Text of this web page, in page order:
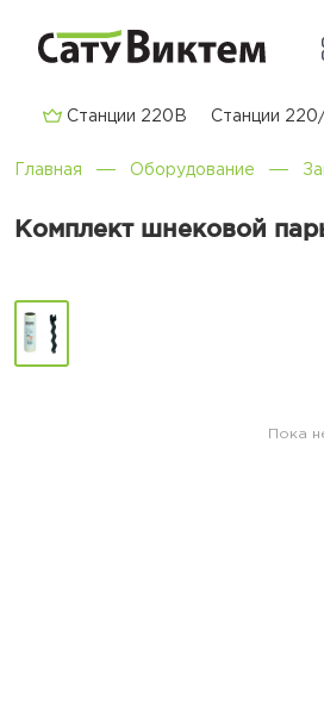
Cтанции 220В Cтанции
Главная Оборудование
Комплект шнековой
Пока